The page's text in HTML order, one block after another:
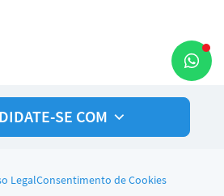
SE COM
LegalConsentimento de Cookies